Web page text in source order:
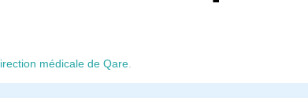
médicale de Qare.